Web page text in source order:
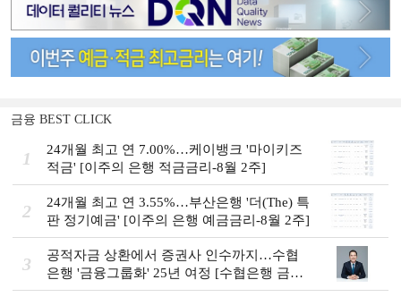
금융 BEST CLICK
1
24개월 최고 연 7.00%…케이뱅크 '마이키즈
적금' [이주의 은행 적금금리-8월 2주]
2
24개월 최고 연 3.55%…부산은행 '더(The) 특
판 정기예금' [이주의 은행 예금금리-8월 2주]
3
공적자금 상환에서 증권사 인수까지…수협
은행 '금융그룹화' 25년 여정 [수협은행 금융
그룹의 꿈①]